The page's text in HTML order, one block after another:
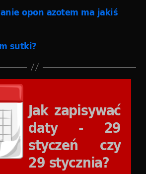
opon azotem ma jakiś
sutki?
Jak zapisywać
daty - 29
styczeń czy
29 stycznia?